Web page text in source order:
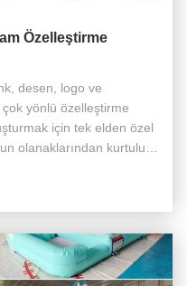
Özelleştirme
desen, logo ve
yönlü özelleştirme
için tek elden özel
olanaklarından kurtulun!